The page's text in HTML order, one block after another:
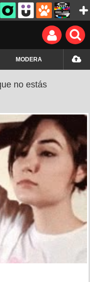
MODERA
no estás